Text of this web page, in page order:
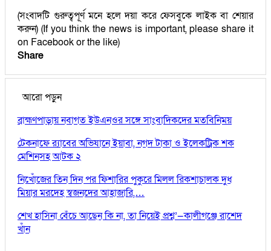
(সংবাদটি গুরুত্বপূর্ণ মনে হলে দয়া করে ফেসবুকে লাইক বা শেয়ার
করুন) (If you think the news is important, please share it
on Facebook or the like)
Share
আরো পড়ুন
ব্রাহ্মণপাড়ায় নবাগত ইউএনওর সঙ্গে সাংবাদিকদের মতবিনিময়
টেকনাফে র‌্যাবের অভিযানে ইয়াবা, নগদ টাকা ও ইলেকট্রিক শক
মেশিনসহ আটক ২
নিখোঁজের তিন দিন পর ফিশারির পুকুরে মিলল রিকশাচালক দুধ
মিয়ার মরদেহ স্বজনদের আহাজারি,…
শেখ হাসিনা বেঁচে আছেন কি না, তা নিয়েই প্রশ্ন’—কালীগঞ্জে রাশেদ
খাঁন